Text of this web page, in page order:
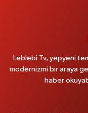
Leblebi Tv, yepyeni
modernizmi bir araya
haber